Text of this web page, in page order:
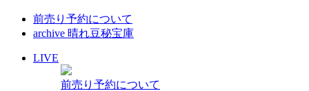
前売り予約について
archive 晴れ豆秘宝庫
LIVE
前売り予約について